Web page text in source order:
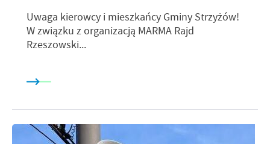
Uwaga kierowcy i mieszkańcy Gminy Strzyżów!
W związku z organizacją MARMA Rajd
Rzeszowski...